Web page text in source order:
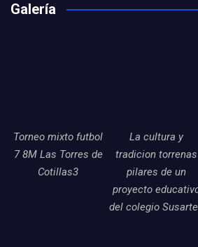
Galería
Torneo mixto futbol
7 8M Las Torres de
Cotillas3
La cultura y
tradicion torrenas
pilares de un
proyecto
del colegio